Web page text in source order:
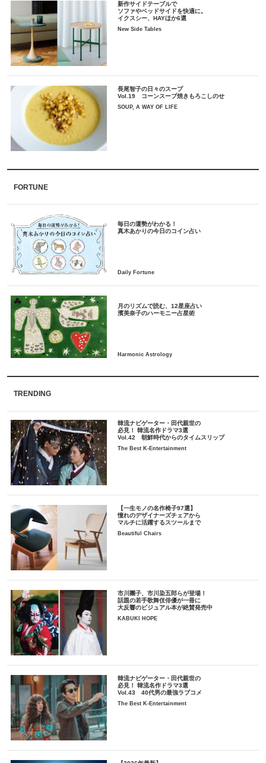
新作サイドテーブルで
ソファやベッドサイドを快適に。
イクスシー、HAYほか6選
New Side Tables
長尾智子の日々のスープ
Vol.19 コーンスープ焼きもろこしのせ
SOUP, A WAY OF LIFE
FORTUNE
毎日の運勢がわかる！
月のリズムで読む、12星座占い
TRENDING
韓流ナビゲーター・田代親世の
必見！ 韓流名作ドラマ3選
Vol.42 朝鮮時代からのタイムスリップ
The Best K-Entertainment
【一生モノの名作椅子97選】
憧れのデザイナーズチェアから
マルチに活躍するスツールまで
Beautiful Chairs
市川團子、市川染五郎らが登場！
話題の若手歌舞伎俳優が一冊に
大反響のビジュアル本が絶賛発売中
KABUKI HOPE
韓流ナビゲーター・田代親世の
必見！ 韓流名作ドラマ3選
Vol.43 40代男の最強ラブコメ
The Best K-Entertainment